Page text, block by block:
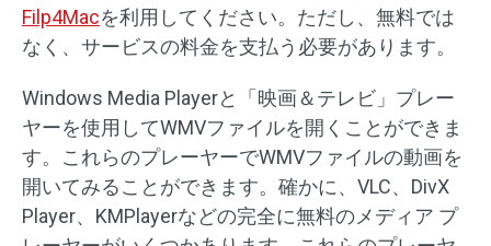
Filp4Macを利用してください。ただし、無料では
なく、サービスの料金を支払う必要があります。
Windows Media Playerと「映画＆テレビ」プレー
ヤーを使用してWMVファイルを開くことができま
す。これらのプレーヤーでWMVファイルの動画を
開いてみることができます。確かに、VLC、DivX
Player、KMPlayerなどの完全に無料のメディア プ